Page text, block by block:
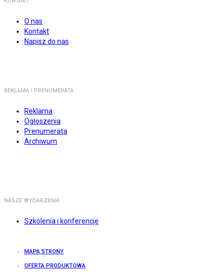
O nas
Kontakt
Napisz do nas
REKLAMA I PRENUMERATA
Reklama
Ogłoszenia
Prenumerata
Archiwum
NASZE WYDARZENIA
Szkolenia i konferencje
MAPA STRONY
OFERTA PRODUKTOWA